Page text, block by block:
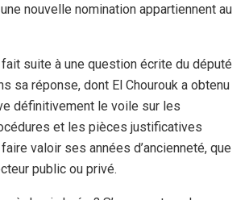
nouvelle nomination appartiennent au
suite à une question écrite du député
sa réponse, dont El Chourouk a obtenu
définitivement le voile sur les
et les pièces justificatives
valoir ses années d’ancienneté, que
public ou privé.